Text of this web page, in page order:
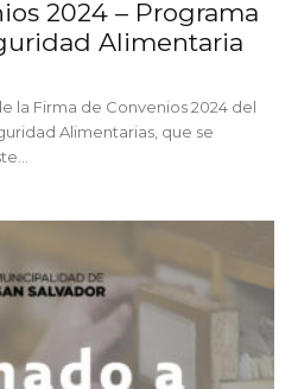
2024 – Programa
Alimentaria
la Firma de Convenios 2024 del
Alimentarias, que se